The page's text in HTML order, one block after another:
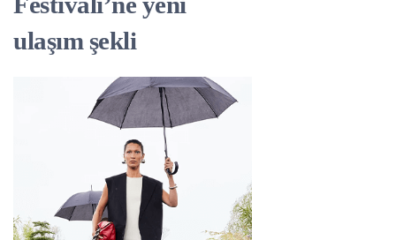
ulaşım şekli